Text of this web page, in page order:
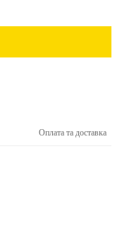
Оплата та доставка